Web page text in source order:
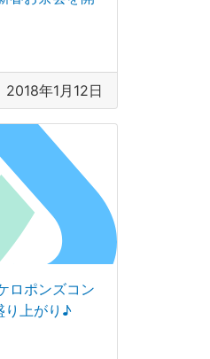
2018年1月12日
ロポンズコン
り上がり♪